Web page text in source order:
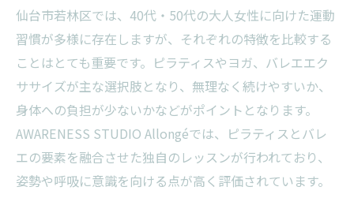
仙台市若林区では、40代・50代の大人女性に向けた運動
習慣が多様に存在しますが、それぞれの特徴を比較する
ことはとても重要です。ピラティスやヨガ、バレエエク
ササイズが主な選択肢となり、無理なく続けやすいか、
身体への負担が少ないかなどがポイントとなります。
AWARENESS STUDIO Allongéでは、ピラティスとバレ
エの要素を融合させた独自のレッスンが行われており、
姿勢や呼吸に意識を向ける点が高く評価されています。